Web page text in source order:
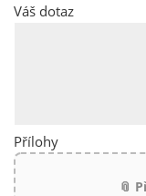
Váš dotaz
Přílohy
📎